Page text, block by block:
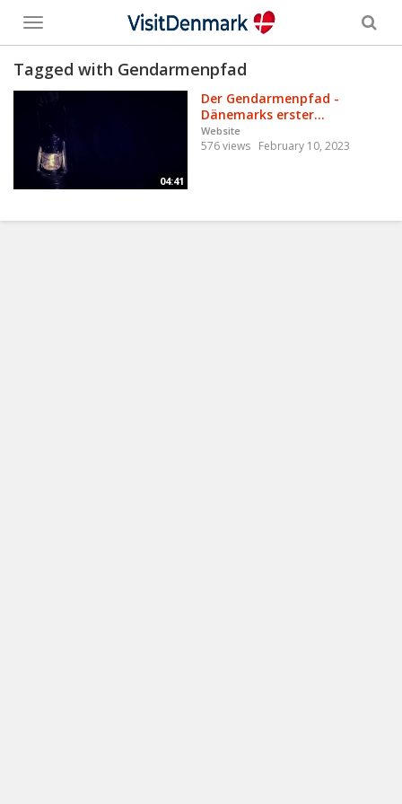
Toggle
menu
Tagged with Gendarmenpfad
04:41
Der Gendarmenpfad -
Dänemarks erster...
Website
576 views February 10, 2023